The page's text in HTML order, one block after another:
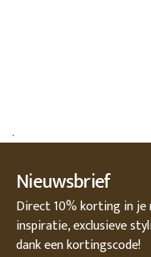
.
Nieuwsbrief
Direct 10% korting in je
inspiratie, exclusieve
dank een kortingscode!